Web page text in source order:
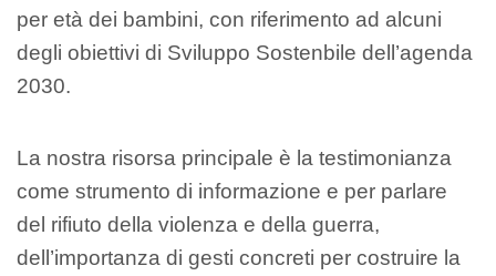
per età dei bambini, con riferimento ad alcuni
degli obiettivi di Sviluppo Sostenbile dell’agenda
2030.
La nostra risorsa principale è la testimonianza
come strumento di informazione e per parlare
del rifiuto della violenza e della guerra,
dell’importanza di gesti concreti per costruire la